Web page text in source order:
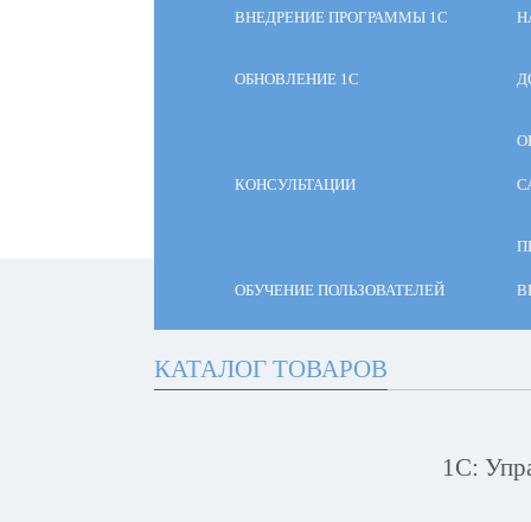
ВНЕДРЕНИЕ ПРОГРАММЫ 1С
ОБНОВЛЕНИЕ 1С
КОНСУЛЬТАЦИИ
ОБУЧЕНИЕ ПОЛЬЗОВАТЕЛЕЙ
КАТАЛОГ ТОВАРОВ
1С: